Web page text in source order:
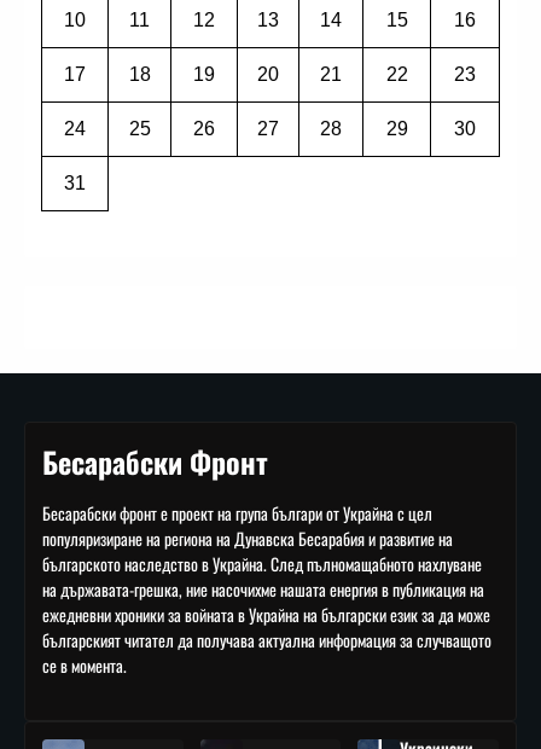
10 11 12 13 14 15 16
17 18 19 20 21 22 23
24 25 26 27 28 29 30
31
Бесарабски Фронт
Бесарабски фронт е проект на група българи от Украйна с цел
популяризиране на региона на Дунавска Бесарабия и развитие на
българското наследство в Украйна. След пълномащабното нахлуване
на държавата-грешка, ние насочихме нашата енергия в публикация на
ежедневни хроники за войната в Украйна на български език за да може
българският читател да получава актуална информация за случващото
се в момента.